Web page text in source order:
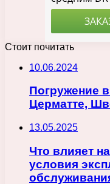
Стоит почитать
10.06.2024
Погружение
Церматте,
13.05.2025
Что влияет
условия